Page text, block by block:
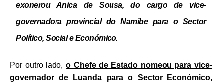
exonerou Anica de Sousa, do cargo de vice-
governadora provincial do Namibepara o Sector
Político, Social e Económico.
Por outro lado, o Chefe de Estado nomeou para vice-
governador de Luanda para o Sector Económico,